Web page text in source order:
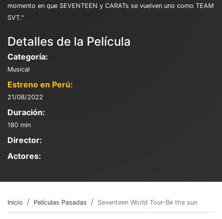
momento en que SEVENTEEN y CARATs se vuelven uno como TEAM
SVT."
Detalles de la Película
Categoría:
Musical
Estreno en Perú:
21/08/2022
Duración:
180 min
Director:
Actores:
Inicio Películas Pasadas Seventeen World Tour-Be the sun